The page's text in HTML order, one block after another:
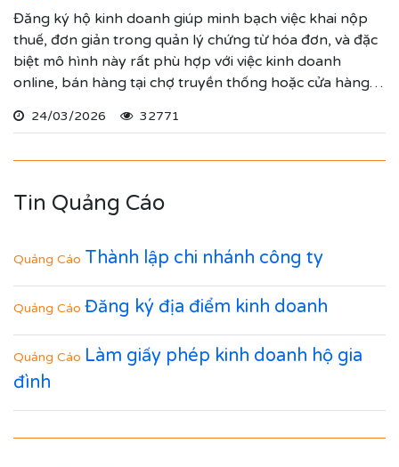
Đăng ký hộ kinh doanh giúp minh bạch việc khai nộp
thuế, đơn giản trong quản lý chứng từ hóa đơn, và đặc
biệt mô hình này rất phù hợp với việc kinh doanh
online, bán hàng tại chợ truyền thống hoặc cửa hàng
24/03/2026 32771
Tin Quảng Cáo
Quảng Cáo Thành lập chi nhánh công ty
Quảng Cáo Đăng ký địa điểm kinh doanh
Quảng Cáo Làm giấy phép kinh doanh hộ gia
đình